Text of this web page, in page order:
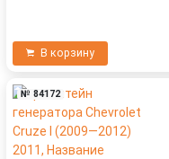
В корзину
№ 84172